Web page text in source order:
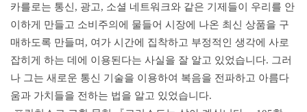
카를로는 통신, 광고, 소셜 네트워크와 같은 기제들이 우리를 안
이하게 만들고 소비주의에 물들어 시장에 나온 최신 상품을 구
매하도록 만들며, 여가 시간에 집착하고 부정적인 생각에 사로
잡히게 하는 데에 이용된다는 사실을 잘 알고 있었습니다. 그러
나 그는 새로운 통신 기술을 이용하여 복음을 전파하고 아름다
움과 가치들을 전하는 법을 알고 있었습니다.